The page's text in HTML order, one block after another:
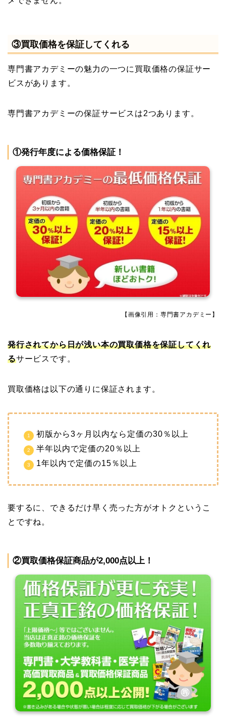
③買取価格を保証してくれる
専門書アカデミーの魅力の一つに買取価格の保証サー
ビスがあります。
専門書アカデミーの保証サービスは2つあります。
①発行年度による価格保証！
【画像引用：専門書アカデミー】
発行されてから日が浅い本の買取価格を保証してくれ
るサービスです。
買取価格は以下の通りに保証されます。
初版から3ヶ月以内なら定価の30％以上
半年以内で定価の20％以上
1年以内で定価の15％以上
要するに、できるだけ早く売った方がオトクというこ
とですね。
②買取価格保証商品が2,000点以上！